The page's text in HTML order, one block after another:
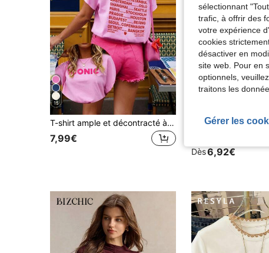
15
T-shirt ample et décontracté à manches courtes avec imprimé floral rose pour femmes, style vacances d'été à la plage
7,99€
Entrepôt UE 1 pièce T-shirt à manches courtes col rond pour femmes, imprimé léopard et cerise, convient pour l'été, la plage, la
Dès6,92€
sélectionnant
trafic, à offrir des
votre expérience
cookies
désactiver en
site web. Pour en
optionnels,
traitons les
Gérer les